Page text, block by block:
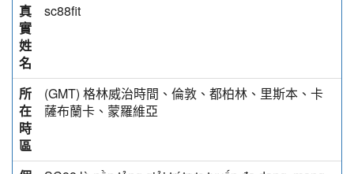
真
實
姓
名
sc88fit
所
在
時
區
(GMT) 格林威治時間、倫敦、都柏林、里斯本、卡
薩布蘭卡、蒙羅維亞